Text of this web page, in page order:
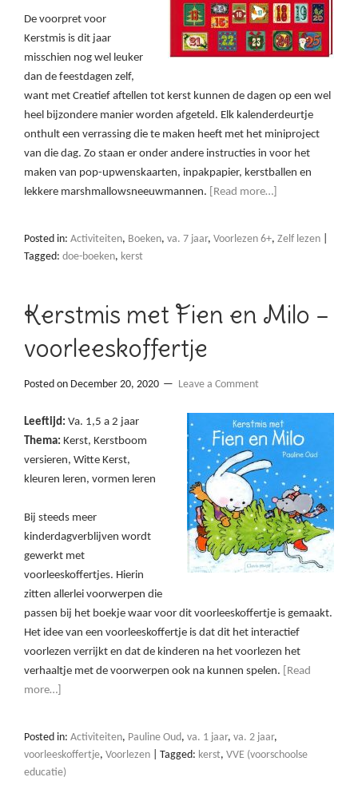
De voorpret voor
Kerstmis is dit jaar
misschien nog wel leuker
dan de feestdagen zelf,
want met Creatief aftellen tot kerst kunnen de dagen op een wel
heel bijzondere manier worden afgeteld. Elk kalenderdeurtje
onthult een verrassing die te maken heeft met het miniproject
van die dag. Zo staan er onder andere instructies in voor het
maken van pop-upwenskaarten, inpakpapier, kerstballen en
lekkere marshmallowsneeuwmannen.
[Read more…]
Posted in: Activiteiten, Boeken, va. 7 jaar, Voorlezen 6+, Zelf lezen
Tagged: doe-boeken, kerst
Kerstmis met Fien en Milo –
voorleeskoffertje
Posted on December 20, 2020 Leave a Comment
Leeftijd: Va. 1,5 a 2 jaar
Thema: Kerst, Kerstboom
versieren, Witte Kerst,
kleuren leren, vormen leren
Bij steeds meer
kinderdagverblijven wordt
gewerkt met
voorleeskoffertjes. Hierin
zitten allerlei voorwerpen die
passen bij het boekje waar voor dit voorleeskoffertje is gemaakt.
Het idee van een voorleeskoffertje is dat dit het interactief
voorlezen verrijkt en dat de kinderen na het voorlezen het
verhaaltje met de voorwerpen ook na kunnen spelen.
[Read
more…]
Posted in: Activiteiten, Pauline Oud, va. 1 jaar, va. 2 jaar,
voorleeskoffertje, Voorlezen Tagged: kerst, VVE (voorschoolse
educatie)